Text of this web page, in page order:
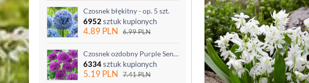
Czosnek błękitny - op. 5 szt.
6952 sztuk kupionych
4.89PLN 6.99PLN
Czosnek ozdobny Purple Sensation - op. 3 szt.
6334sztuk kupionych
5.19PLN 7.41PLN